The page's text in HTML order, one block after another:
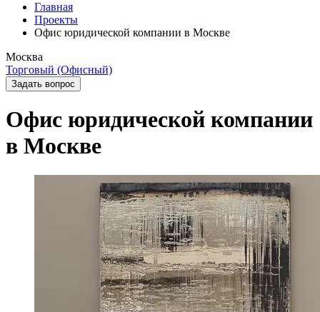
Главная
Проекты
Офис юридической компании в Москве
Москва
Торговый (Офисный)
Задать вопрос
Офис юридической компании
в Москве